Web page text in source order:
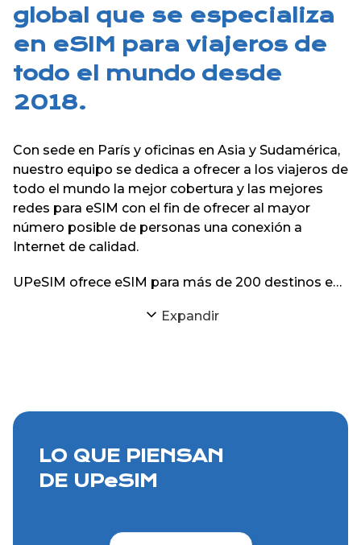
global que se especializa
en eSIM para viajeros de
todo el mundo desde
2018.
Con sede en París y oficinas en Asia y Sudamérica,
nuestro equipo se dedica a ofrecer a los viajeros de
todo el mundo la mejor cobertura y las mejores
redes para eSIM con el fin de ofrecer al mayor
número posible de personas una conexión a
Internet de calidad.
UPeSIM ofrece eSIM para más de 200 destinos en
para iPhone y Android.
Expandir
LO QUE PIENSAN
DE UPeSIM